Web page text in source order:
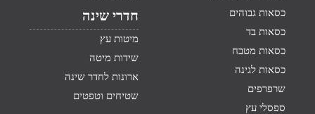
כסאות גבוהים
כסאות בד
כסאות מטבח
כסאות לגינה
שרפרפים
ספסלי עץ
חדרי שינה
מיטות עץ
שידות מיטה
ארונות לחדר שינה
שטיחים וטפטים